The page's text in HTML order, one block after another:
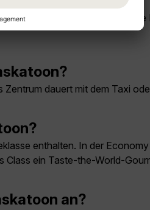
Für stark
dauert mit dem Taxi
enthalten. In der
Class ein Taste-the-World-
an?